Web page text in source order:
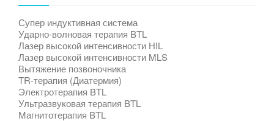
Супер индуктивная система
Ударно-волновая терапия BTL
Лазер высокой интенсивности HIL
Лазер высокой интенсивности MLS
Вытяжение позвоночника
TR-терапия (Диатермия)
Электротерапия BTL
Ультразвуковая терапия BTL
Магнитотерапия BTL